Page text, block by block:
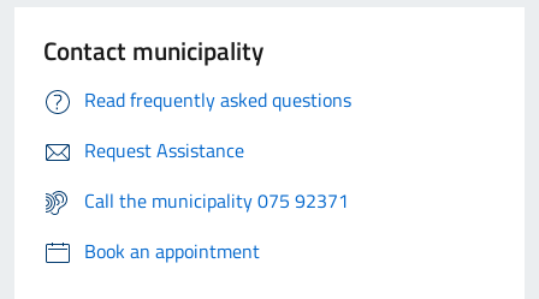
Contact municipality
Read frequently asked questions
Request Assistance
Call the municipality 075 92371
Book an appointment